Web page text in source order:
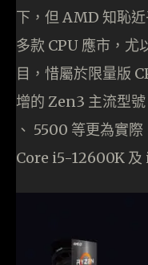
下，但 AMD 知恥
多款 CPU 應市，
目，惜屬於限量版
增的 Zen3 主流型
、 5500 等更為實
Core i5-12600K 及